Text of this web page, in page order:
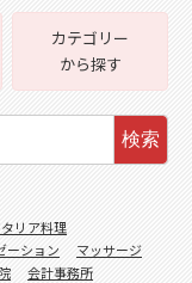
カテゴリー
から探す
検索
リア料理
ーション
マッサージ
会計事務所